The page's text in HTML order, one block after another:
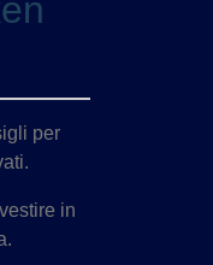
per
in